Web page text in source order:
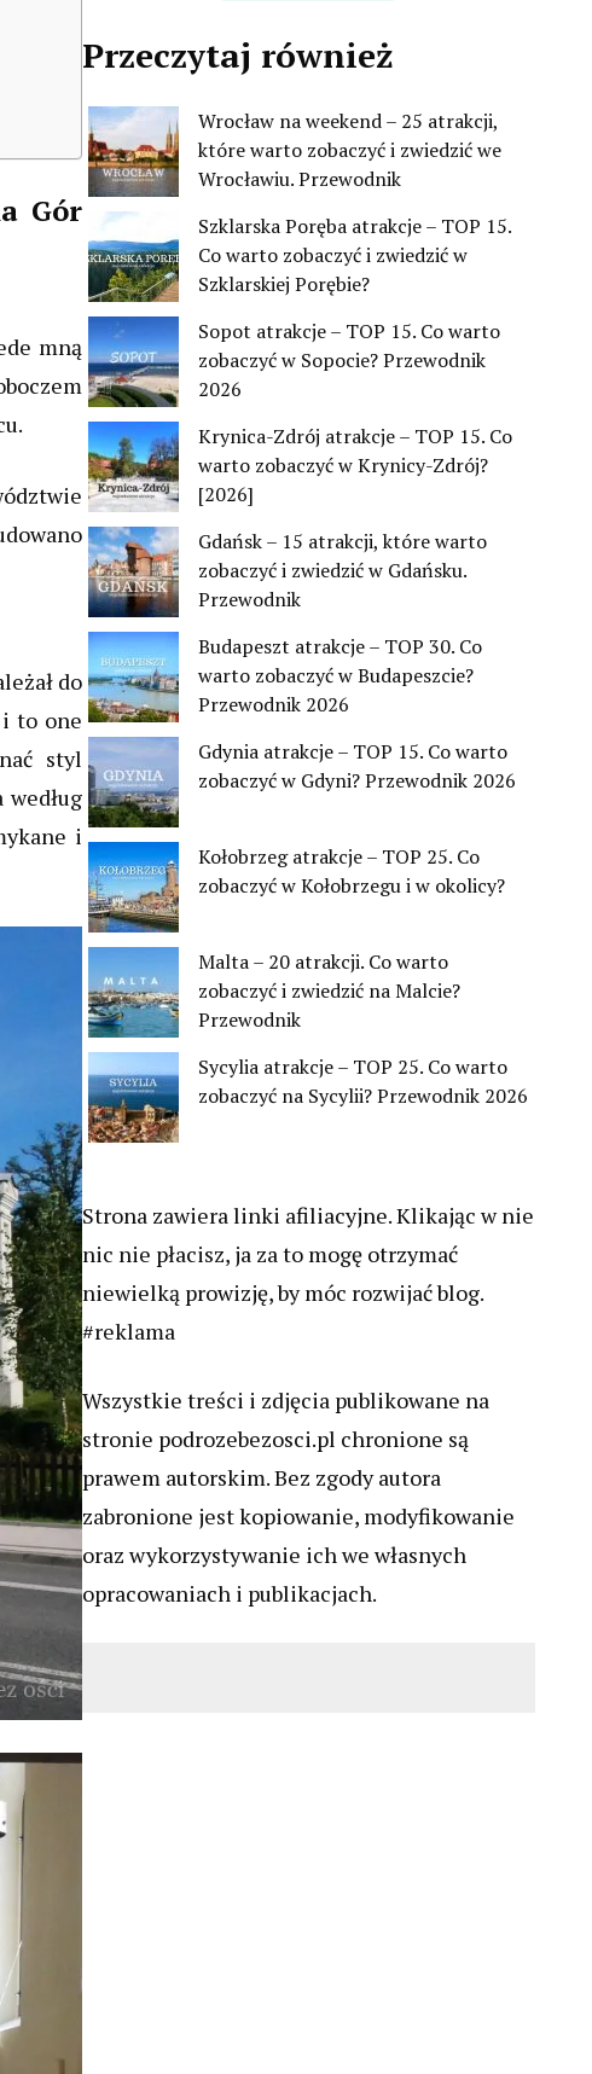
Gór
mną
do
i to one
styl
i
Przeczytaj również
Wrocław na weekend – 25 atrakcji,
które warto zobaczyć i zwiedzić we
Wrocławiu. Przewodnik
Szklarska Poręba atrakcje – TOP 15.
Co warto zobaczyć i zwiedzić w
Szklarskiej Porębie?
Sopot atrakcje – TOP 15. Co warto
zobaczyć w Sopocie? Przewodnik
2026
Krynica-Zdrój atrakcje – TOP 15. Co
warto zobaczyć w Krynicy-Zdrój?
[2026]
Gdańsk – 15 atrakcji, które warto
zobaczyć i zwiedzić w Gdańsku.
Przewodnik
Budapeszt atrakcje – TOP 30. Co
warto zobaczyć w Budapeszcie?
Przewodnik 2026
Gdynia atrakcje – TOP 15. Co warto
zobaczyć w Gdyni? Przewodnik 2026
Kołobrzeg atrakcje – TOP 25. Co
zobaczyć w Kołobrzegu i w okolicy?
Malta – 20 atrakcji. Co warto
zobaczyć i zwiedzić na Malcie?
Przewodnik
Sycylia atrakcje – TOP 25. Co warto
zobaczyć na Sycylii? Przewodnik 2026
Strona zawiera linki afiliacyjne. Klikając w nie
nic nie płacisz, ja za to mogę otrzymać
niewielką prowizję, by móc rozwijać blog.
#reklama
Wszystkie treści i zdjęcia publikowane na
stronie podrozebezosci.pl chronione są
prawem autorskim. Bez zgody autora
zabronione jest kopiowanie, modyfikowanie
oraz wykorzystywanie ich we własnych
opracowaniach i publikacjach.